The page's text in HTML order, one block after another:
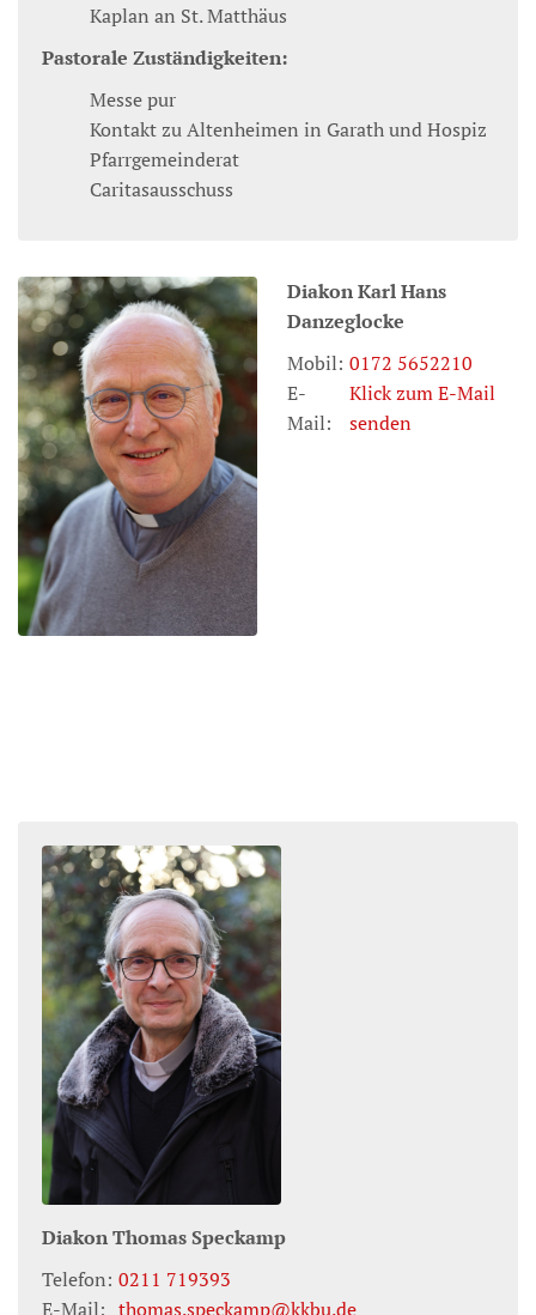
Kaplan an St. Matthäus
Pastorale Zuständigkeiten:
Messe pur
Kontakt zu Altenheimen in Garath und Hospiz
Pfarrgemeinderat
Caritasausschuss
DiakonKarl Hans
Danzeglocke
Mobil: 0172 5652210
E-
Mail:
Klick zum E-Mail
senden
DiakonThomasSpeckamp
Telefon: 0211 719393
E-Mail: thomas.speckamp@kkbu.de